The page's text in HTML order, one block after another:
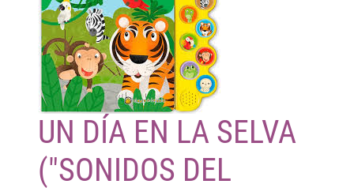
UN DÍA EN LA SELVA
("SONIDOS DEL